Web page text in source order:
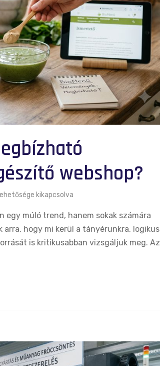
webshop?
kikapcsolva
egy múló trend, hanem sokak számára
hogy mi kerül a tányérunkra, logikus
is kritikusabban vizsgáljuk meg. Az